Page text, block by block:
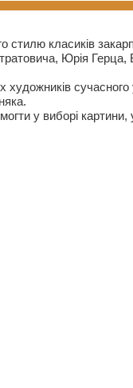
стилю класиків
Юрія
у виборі картини,